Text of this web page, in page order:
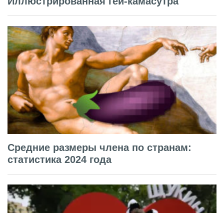
Средние размеры члена по странам:
статистика 2024 года